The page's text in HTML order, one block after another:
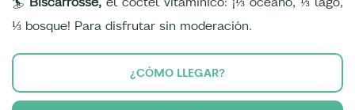
⅓ bosque! Para disfrutar sin moderación.
¿CÓMO LLEGAR?